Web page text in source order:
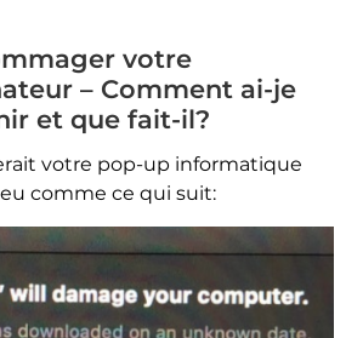
votre
– Comment ai-je
et que fait-il?
votre pop-up informatique
comme ce qui suit: